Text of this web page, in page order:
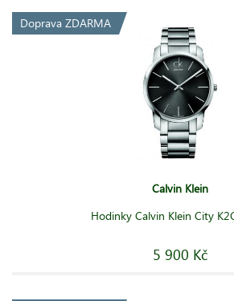
Doprava ZDARMA
Calvin Klein
Hodinky Calvin Klein City
5 900 Kč